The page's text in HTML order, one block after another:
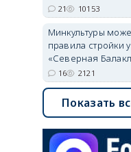
21 10153
Минкультуры
правила стройки
«Северная
16 2121
Показать